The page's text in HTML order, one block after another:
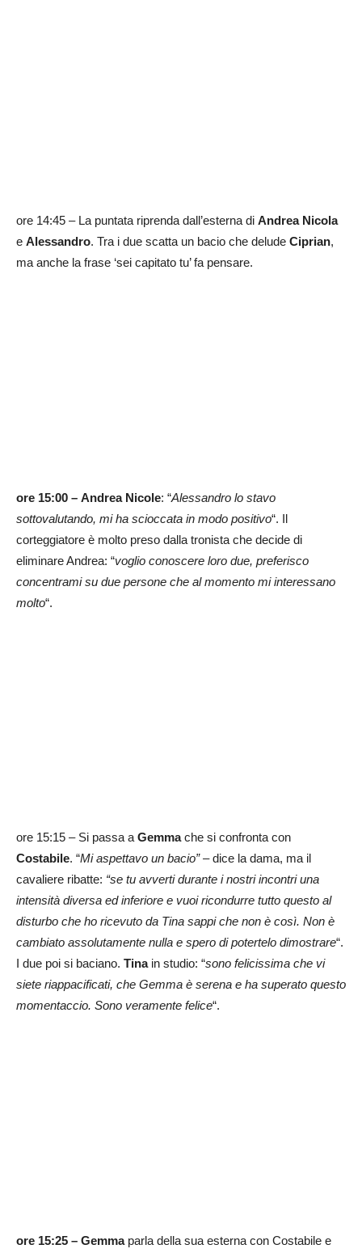
ore 14:45 – La puntata riprenda dall’esterna di Andrea Nicola
e Alessandro. Tra i due scatta un bacio che delude Ciprian,
ma anche la frase ‘sei capitato tu’ fa pensare.
ore 15:00 – Andrea Nicole: “Alessandro lo stavo
sottovalutando, mi ha scioccata in modo positivo“. Il
corteggiatore è molto preso dalla tronista che decide di
eliminare Andrea: “voglio conoscere loro due, preferisco
concentrami su due persone che al momento mi interessano
molto“.
ore 15:15 – Si passa a Gemmache si confronta con
Costabile. “Mi aspettavo un bacio” –dice la dama, ma il
cavaliere ribatte: “se tu avverti durante i nostri incontri una
intensità diversa ed inferiore e vuoi ricondurre tutto questo al
disturbo che ho ricevuto da Tina sappi che non è così. Non è
cambiato assolutamente nulla e spero di potertelo dimostrare“.
I due poi si baciano. Tinain studio: “sono felicissima che vi
siete riappacificati, che Gemma è serena e ha superato questo
momentaccio. Sono veramente felice“.
ore 15:25 – Gemma parla della sua esterna con Costabile e